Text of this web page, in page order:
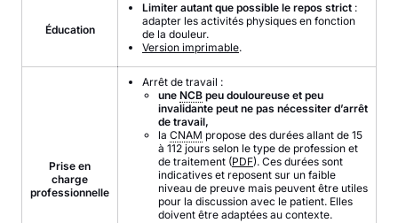
Éducation
Limiter autant que possible le repos strict :
adapter les activités physiques en fonction
de la douleur.
Version imprimable.
Prise en
charge
professionnelle
Arrêt de travail :
une NCB peu douloureuse et peu
invalidante peut ne pas nécessiter d’arrêt
de travail,
la CNAM propose des durées allant de 15
à 112 jours selon le type de profession et
de traitement (PDF). Ces durées sont
indicatives et reposent sur un faible
niveau de preuve mais peuvent être utiles
pour la discussion avec le patient. Elles
doivent être adaptées au contexte.